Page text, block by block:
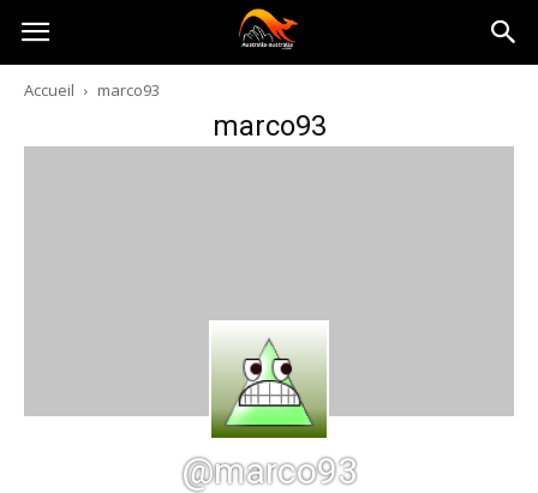
Australia-
australie.com
Accueil marco93
marco93
@marco93